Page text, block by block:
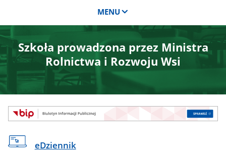
MENU
Szkoła prowadzona przez Ministra
Rolnictwa i Rozwoju Wsi
eDziennik